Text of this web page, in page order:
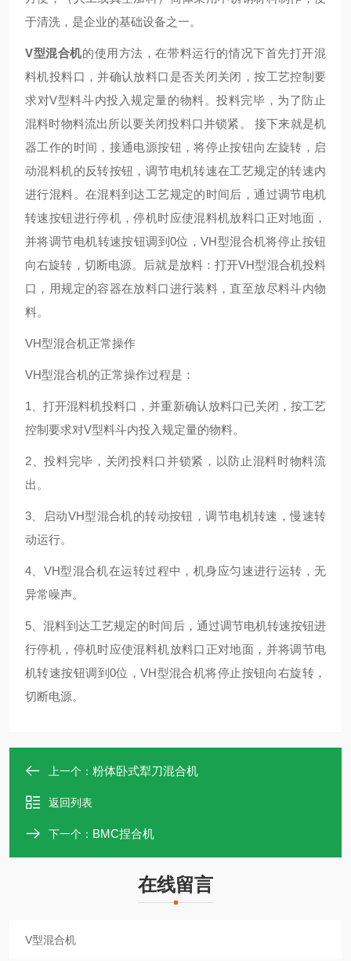
于清洗，是企业的基础设备之一。
V型混合机的使用方法，在带料运行的情况下首先打开混
料机投料口，并确认放料口是否关闭关闭，按工艺控制要
求对V型料斗内投入规定量的物料。投料完毕，为了防止
混料时物料流出所以要关闭投料口并锁紧。 接下来就是机
器工作的时间，接通电源按钮，将停止按钮向左旋转，启
动混料机的反转按钮，调节电机转速在工艺规定的转速内
进行混料。在混料到达工艺规定的时间后，通过调节电机
转速按钮进行停机，停机时应使混料机放料口正对地面，
并将调节电机转速按钮调到0位，VH型混合机将停止按钮
向右旋转，切断电源。后就是放料：打开VH型混合机投料
口，用规定的容器在放料口进行装料，直至放尽料斗内物
料。
VH型混合机正常操作
VH型混合机的正常操作过程是：
1、打开混料机投料口，并重新确认放料口已关闭，按工艺
控制要求对V型料斗内投入规定量的物料。
2、投料完毕，关闭投料口并锁紧，以防止混料时物料流
出。
3、启动VH型混合机的转动按钮，调节电机转速，慢速转
动运行。
4、VH型混合机在运转过程中，机身应匀速进行运转，无
异常噪声。
5、混料到达工艺规定的时间后，通过调节电机转速按钮进
行停机，停机时应使混料机放料口正对地面，并将调节电
机转速按钮调到0位，VH型混合机将停止按钮向右旋转，
切断电源。
上一个： 粉体卧式犁刀混合机
返回列表
下一个： BMC捏合机
在线留言